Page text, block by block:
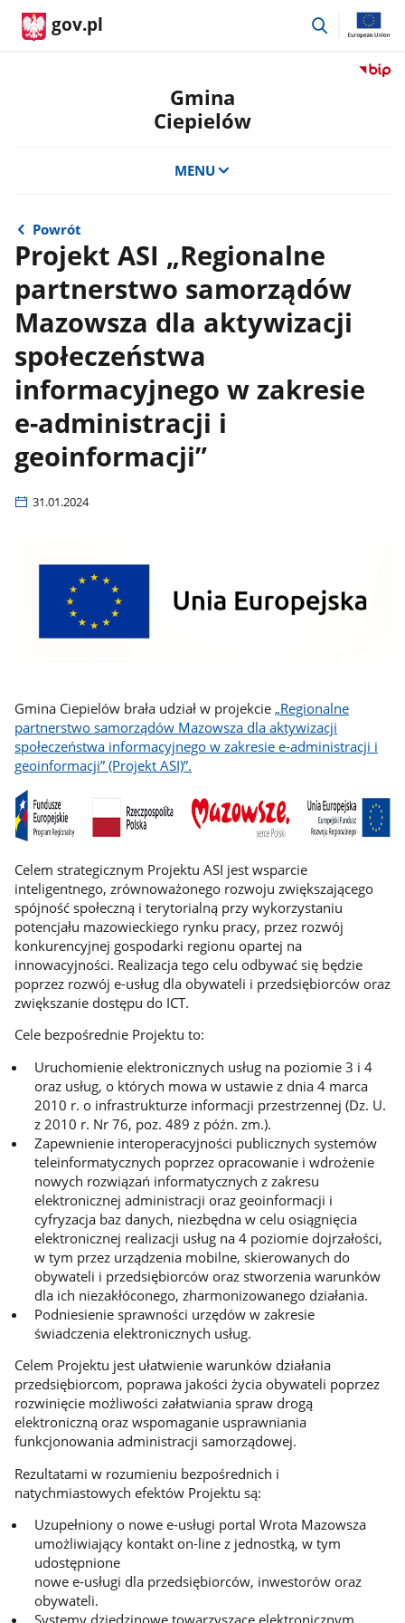
gov.pl
przejdź
Przejdź
Gmina
Ciepielów
MENU
Powrót
Projekt ASI „Regionalne
partnerstwo samorządów
Mazowsza dla aktywizacji
społeczeństwa
informacyjnego w zakresie
e-administracji i
geoinformacji”
31.01.2024
Gmina Ciepielów brała udział w projekcie „Regionalne
partnerstwo samorządów Mazowsza dla aktywizacji
społeczeństwa informacyjnego w zakresie e-administracji i
geoinformacji” (Projekt ASI)”.
Celem strategicznym Projektu ASI jest wsparcie
inteligentnego, zrównoważonego rozwoju zwiększającego
spójność społeczną i terytorialną przy wykorzystaniu
potencjału mazowieckiego rynku pracy, przez rozwój
konkurencyjnej gospodarki regionu opartej na
innowacyjności. Realizacja tego celu odbywać się będzie
poprzez rozwój e-usług dla obywateli i przedsiębiorców oraz
zwiększanie dostępu do ICT.
Cele bezpośrednie Projektu to:
Uruchomienie elektronicznych usług na poziomie 3 i 4
oraz usług, o których mowa w ustawie z dnia 4 marca
2010 r. o infrastrukturze informacji przestrzennej (Dz. U.
z 2010 r. Nr 76, poz. 489 z późn. zm.).
Zapewnienie interoperacyjności publicznych systemów
teleinformatycznych poprzez opracowanie i wdrożenie
nowych rozwiązań informatycznych z zakresu
elektronicznej administracji oraz geoinformacji i
cyfryzacja baz danych, niezbędna w celu osiągnięcia
elektronicznej realizacji usług na 4 poziomie dojrzałości,
w tym przez urządzenia mobilne, skierowanych do
obywateli i przedsiębiorców oraz stworzenia warunków
dla ich niezakłóconego, zharmonizowanego działania.
Podniesienie sprawności urzędów w zakresie
świadczenia elektronicznych usług.
Celem Projektu jest ułatwienie warunków działania
przedsiębiorcom, poprawa jakości życia obywateli poprzez
rozwinięcie możliwości załatwiania spraw drogą
elektroniczną oraz wspomaganie usprawniania
funkcjonowania administracji samorządowej.
Rezultatami w rozumieniu bezpośrednich i
natychmiastowych efektów Projektu są:
Uzupełniony o nowe e-usługi portal Wrota Mazowsza
umożliwiający kontakt on-line z jednostką, w tym
udostępnione
nowe e-usługi dla przedsiębiorców, inwestorów oraz
obywateli.